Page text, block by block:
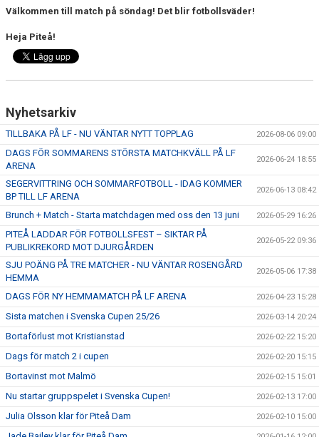
Välkommen till match på söndag! Det blir fotbollsväder!
Heja Piteå!
Nyhetsarkiv
TILLBAKA PÅ LF - NU VÄNTAR NYTT TOPPLAG 2026-08-06 09:00
DAGS FÖR SOMMARENS STÖRSTA MATCHKVÄLL PÅ LF
ARENA
2026-06-24 18:55
SEGERVITTRING OCH SOMMARFOTBOLL - IDAG KOMMER
BP TILL LF ARENA
2026-06-13 08:42
Brunch + Match - Starta matchdagen med oss den 13 juni 2026-05-29 16:26
PITEÅ LADDAR FÖR FOTBOLLSFEST – SIKTAR PÅ
PUBLIKREKORD MOT DJURGÅRDEN
2026-05-22 09:36
SJU POÄNG PÅ TRE MATCHER - NU VÄNTAR ROSENGÅRD
HEMMA
2026-05-06 17:38
DAGS FÖR NY HEMMAMATCH PÅ LF ARENA 2026-04-23 15:28
Sista matchen i Svenska Cupen 25/26 2026-03-14 20:24
Bortaförlust mot Kristianstad 2026-02-22 15:20
Dags för match 2 i cupen 2026-02-20 15:15
Bortavinst mot Malmö 2026-02-15 15:01
Nu startar gruppspelet i Svenska Cupen! 2026-02-13 17:00
Julia Olsson klar för Piteå Dam 2026-02-10 15:00